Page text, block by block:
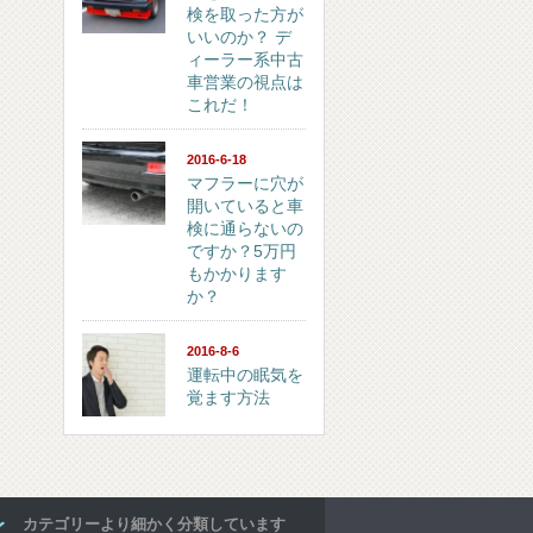
検を取った方が
いいのか？ デ
ィーラー系中古
車営業の視点は
これだ！
2016-6-18
マフラーに穴が
開いていると車
検に通らないの
ですか？5万円
もかかります
か？
2016-8-6
運転中の眠気を
覚ます方法
カテゴリーより細かく分類しています